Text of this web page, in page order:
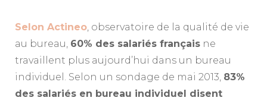
Selon Actineo, observatoire de la qualité de vie
au bureau, 60% des salariés français ne
travaillent plus aujourd’hui dans un bureau
individuel. Selon un sondage de mai 2013, 83%
des salariés en bureau individuel disent